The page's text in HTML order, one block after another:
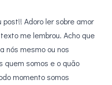
Adoro ler sobre amor
me lembrou. Acho que
nós mesmo ou nos
quem somos e o quão
momento somos